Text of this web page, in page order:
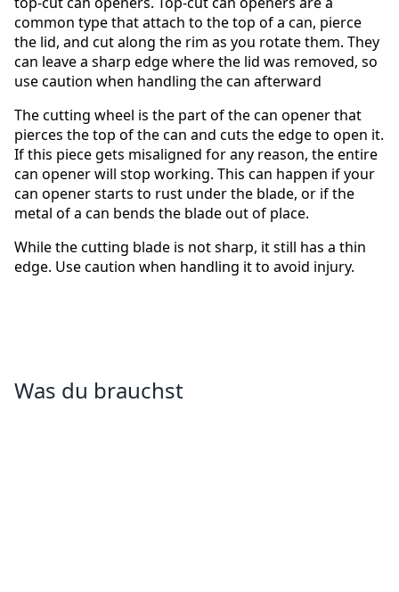
common type that attach to the top of a can, pierce
the lid, and cut along the rim as you rotate them. They
can leave a sharp edge where the lid was removed, so
use caution when handling the can afterward
The cutting wheel is the part of the can opener that
pierces the top of the can and cuts the edge to open it.
If this piece gets misaligned for any reason, the entire
can opener will stop working. This can happen if your
can opener starts to rust under the blade, or if the
metal of a can bends the blade out of place.
While the cutting blade is not sharp, it still has a thin
edge. Use caution when handling it to avoid injury.
Was du brauchst